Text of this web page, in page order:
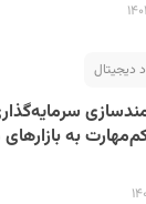
دیجیتال
کم‌مهارت به